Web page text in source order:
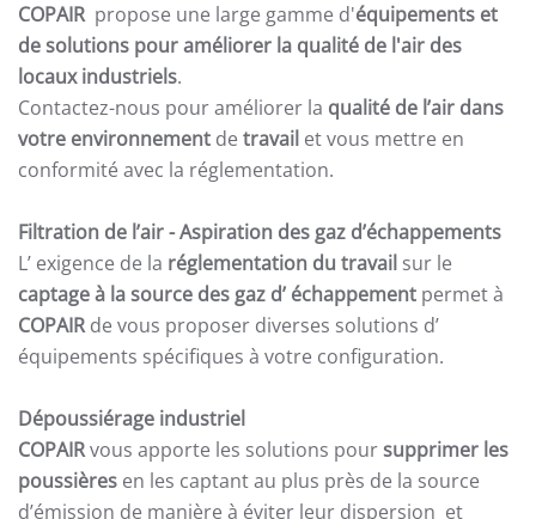
COPAIR propose une large gamme d'équipements et
de solutions pour améliorer la qualité de l'air des
locaux industriels.
Contactez-nous pour améliorer la qualité de l’air dans
votre environnement de travail et vous mettre en
conformité avec la réglementation.
Filtration de l’air- Aspiration des gaz d’échappements
L’ exigence de la réglementation du travail sur le
captage à la source des gaz d’ échappement permet à
COPAIRde vous proposer diverses solutions d’
équipements spécifiques à votre configuration.
Dépoussiérage industriel
COPAIRvous apporte les solutions poursupprimer les
poussières en les captant au plus près de la source
d’émission de manière à éviter leur dispersion et